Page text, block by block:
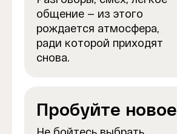
общение — из этого
рождается атмосфера,
ради которой приходят
снова.
Пробуйте новое